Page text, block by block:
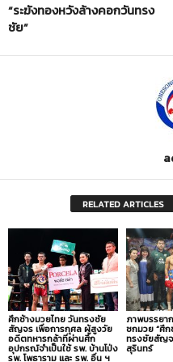
“ระฆังทองหวังล้างคอกวันทรง
ชัย”
RELATED ARTICLES
ศึกช้างมวยไทย วันทรงชัย
สัญจร เพื่อการกุศล ผู้สูงวัย
อดีตทหารกล้าที่ผ่านศึก
อุปกรณ์จำเป็นใช้ รพ. บ้านโป่ง
รพ. โพธาราม และ รพ. อื่น ฯ
ภาพบรรยา
ชกมวย “ศึก
ทรงชัยสัญ
สุรินทร์